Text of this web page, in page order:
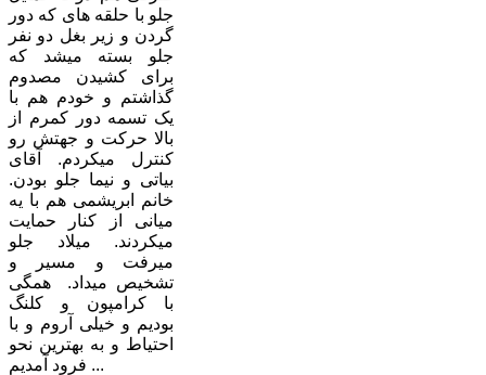
جلو با حلقه های که دور
گردن و زیر بغل دو نفر
جلو بسته میشد که
برای کشیدن مصدوم
گذاشتم و خودم هم با
یک تسمه دور کمرم از
بالا حرکت و جهتش رو
کنترل میکردم. آقای
بیاتی و نیما جلو بودن.
خانم ابریشمی هم با یه
میانی از کنار حمایت
میکردند. میلاد جلو
میرفت و مسیر و
تشخیص میداد. همگی
با کرامپون و کلنگ
بودیم و خیلی آروم و با
احتیاط و به بهترین نحو
فرود آمدیم ...